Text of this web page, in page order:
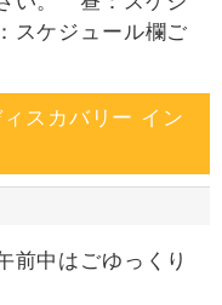
スケジュール欄ご
スカバリー イン
前中はごゆっくり